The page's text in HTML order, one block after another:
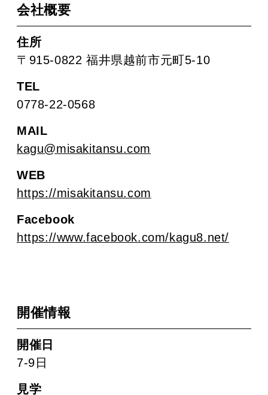
会社概要
住所
〒915-0822 福井県越前市元町5-10
TEL
0778-22-0568
MAIL
kagu@misakitansu.com
WEB
https://misakitansu.com
Facebook
https://www.facebook.com/kagu8.net/
開催情報
開催日
7-9日
見学